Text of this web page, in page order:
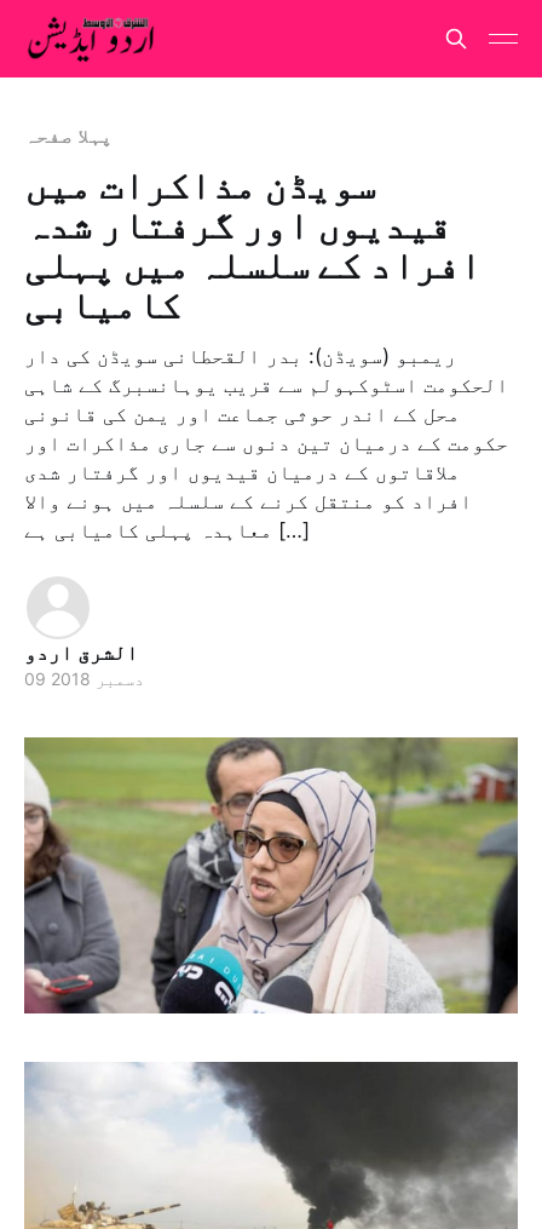
پہلا صفحہ
سویڈن مذاکرات میں
قیدیوں اور گرفتار شدہ
افراد کے سلسلہ میں پہلی
کامیابی
ریمبو (سویڈن): بدر القحطانی سویڈن کی دار
الحکومت اسٹوکہولم سے قریب یوہانسبرگ کے شاہی
محل کے اندر حوثی جماعت اور یمن کی قانونی
حکومت کے درمیان تین دنوں سے جاری مذاکرات اور
ملاقاتوں کے درمیان قیدیوں اور گرفتار شدی
افراد کو منتقل کرنے کے سلسلہ میں ہونے والا
معاہدہ پہلی کامیابی ہے […]
الشرق اردو
09 دسمبر 2018